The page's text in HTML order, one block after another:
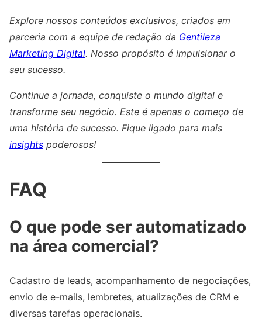
Explore nossos conteúdos exclusivos, criados em
parceria com a equipe de redação da Gentileza
Marketing Digital. Nosso propósito é impulsionar o
seu sucesso.
Continue a jornada, conquiste o mundo digital e
transforme seu negócio. Este é apenas o começo de
uma história de sucesso. Fique ligado para mais
insights poderosos!
FAQ
O que pode ser automatizado
na área comercial?
Cadastro de leads, acompanhamento de negociações,
envio de e-mails, lembretes, atualizações de CRM e
diversas tarefas operacionais.